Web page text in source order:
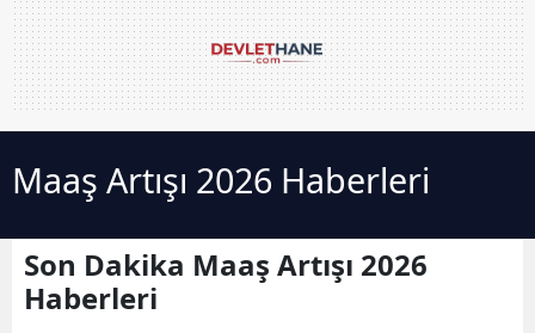
Maaş Artışı 2026 Haberleri
Son Dakika Maaş Artışı 2026
Haberleri